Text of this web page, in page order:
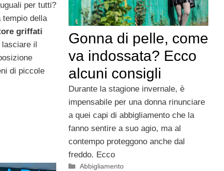
per tutti?
della
griffati
il
di piccole
Gonna di pelle, come
va indossata? Ecco
alcuni consigli
Durante la stagione invernale, è
impensabile per una donna rinunciare
a quei capi di abbigliamento che la
fanno sentire a suo agio, ma al
contempo proteggono anche dal
freddo. Ecco
Categorie
Abbigliamento